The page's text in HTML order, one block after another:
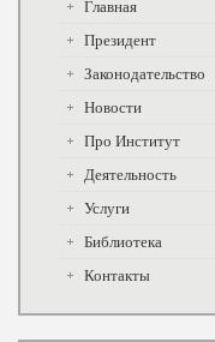
Главная
Президент
Законодательство
Новости
Про Институт
Деятельность
Услуги
Библиотека
Контакты